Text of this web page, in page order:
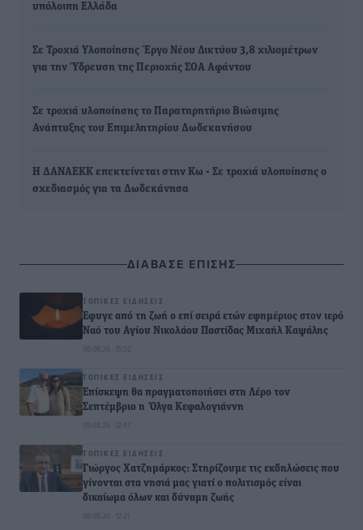
υπόλοιπη Ελλάδα
Σε Τροχιά Υλοποίησης Έργο Νέου Δικτύου 3,8 χιλιομέτρων
για την Ύδρευση της Περιοχής ΣΟΑ Αφάντου
Σε τροχιά υλοποίησης το Παρατηρητήριο Βιώσιμης
Ανάπτυξης του Επιμελητηρίου Δωδεκανήσου
Η ΔΑΝΑΕΚΚ επεκτείνεται στην Κω - Σε τροχιά υλοποίησης ο
σχεδιασμός για τα Δωδεκάνησα
ΔΙΑΒΑΣΕ ΕΠΙΣΗΣ
ΤΟΠΙΚΈΣ ΕΙΔΉΣΕΙΣ
Έφυγε από τη ζωή ο επί σειρά ετών εφημέριος στον ιερό
Ναό του Αγίου Νικολάου Παστίδας Μιχαήλ Καψάλης
09.08.26 · 15:52
ΤΟΠΙΚΈΣ ΕΙΔΉΣΕΙΣ
Επίσκεψη θα πραγματοποιήσει στη Λέρο τον
Σεπτέμβριο η Όλγα Κεφαλογιάννη
09.08.26 · 12:47
ΤΟΠΙΚΈΣ ΕΙΔΉΣΕΙΣ
Γιώργος Χατζημάρκος: Στηρίζουμε τις εκδηλώσεις που
γίνονται στα νησιά μας γιατί ο πολιτισμός είναι
δικαίωμα όλων και δύναμη ζωής
09.08.26 · 12:21